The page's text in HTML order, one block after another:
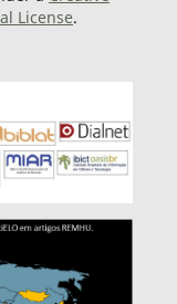
License.